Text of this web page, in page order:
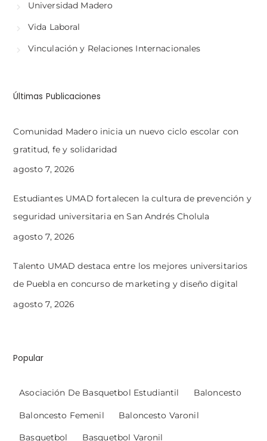
Universidad Madero
Vida Laboral
Vinculación y Relaciones Internacionales
Últimas Publicaciones
Comunidad Madero inicia un nuevo ciclo escolar con
gratitud, fe y solidaridad
agosto 7, 2026
Estudiantes UMAD fortalecen la cultura de prevención y
seguridad universitaria en San Andrés Cholula
agosto 7, 2026
Talento UMAD destaca entre los mejores universitarios
de Puebla en concurso de marketing y diseño digital
agosto 7, 2026
Popular
Asociación De Basquetbol Estudiantil Baloncesto
Baloncesto Femenil Baloncesto Varonil
Basquetbol Basquetbol Varonil